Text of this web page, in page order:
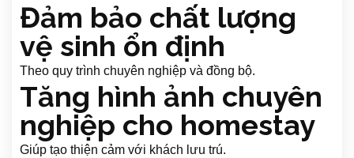
Đảm bảo chất lượng
vệ sinh ổn định
Theo quy trình chuyên nghiệp và đồng bộ.
Tăng hình ảnh chuyên
nghiệp cho homestay
Giúp tạo thiện cảm với khách lưu trú.